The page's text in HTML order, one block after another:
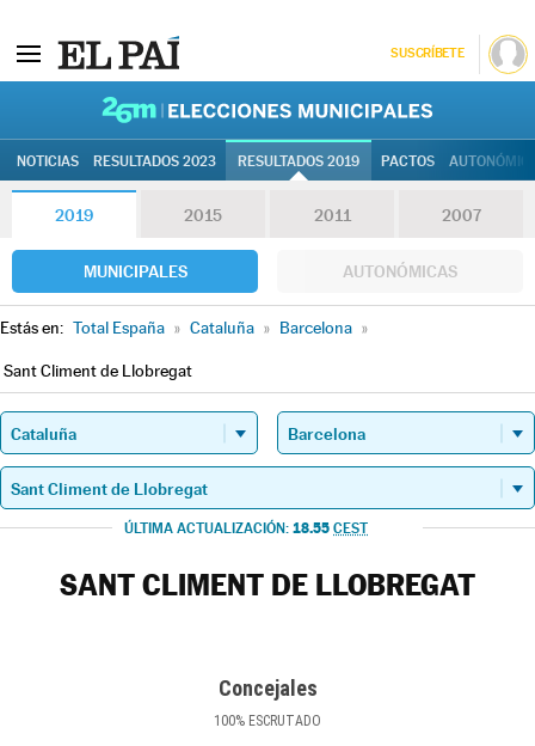
SUSCRÍBETE
NOTICIAS RESULTADOS 2023 RESULTADOS 2019 PACTOS
2019 2015 2011 2007
MUNICIPALES AUTONÓMICAS
Estás en: Total España » Cataluña » Barcelona »
Sant Climent de Llobregat
ÚLTIMA ACTUALIZACIÓN: 18.55 CEST
SANT CLIMENT DE LLOBREGAT
Concejales
100% ESCRUTADO